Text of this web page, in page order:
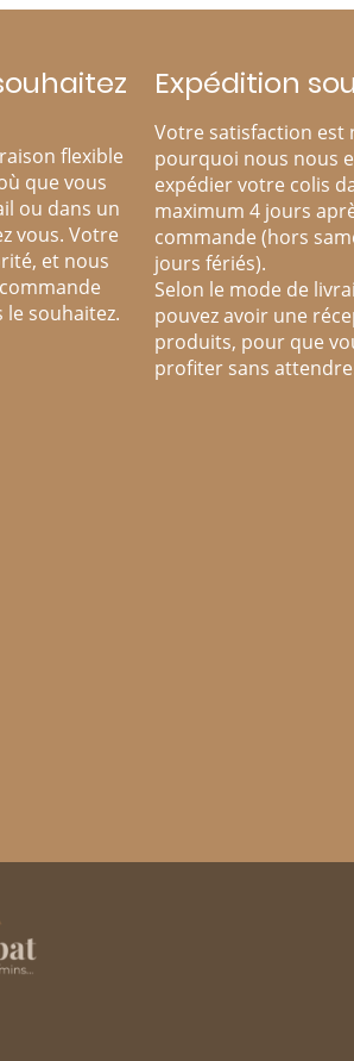
flexible
que vous
ou dans un
vous. Votre
et nous
souhaitez.
Expédition
Votre satisfaction
pourquoi nous nous
expédier votre colis
maximum 4 jours
commande (hors
jours fériés).
Selon le mode de
pouvez avoir une
produits, pour que
profiter sans